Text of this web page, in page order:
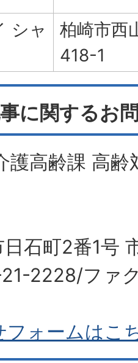
シャ
柏崎市西
418-1
に関するお
護高齢課 高齢
石町2番1号
2228/ファ
フォームはこ